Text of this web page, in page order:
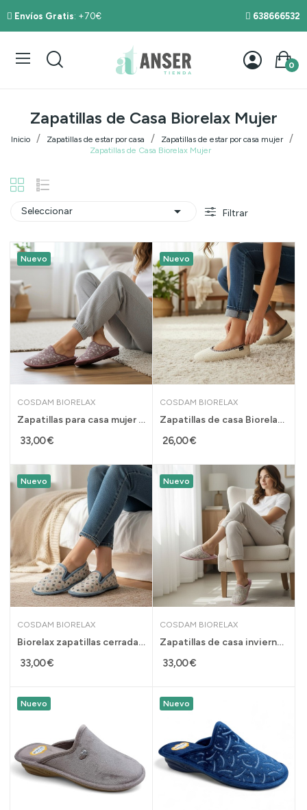
Envíos Gratis: +70€ 638666532
0
Zapatillas de Casa Biorelax Mujer
Inicio Zapatillas de estar por casa
Zapatillas de estar por casa mujer
Zapatillas de Casa Biorelax Mujer
Seleccionar  Filtrar
Nuevo
COSDAM BIORELAX
Zapatillas para casa mujer con cuña y acolchado...
33,00 €
Nuevo
COSDAM BIORELAX
Zapatillas de casa Biorelax para mujer cerradas...
26,00 €
Nuevo
COSDAM BIORELAX
Biorelax zapatillas cerradas para mujer de...
33,00 €
Nuevo
COSDAM BIORELAX
Zapatillas de casa invierno Biorelax con...
33,00 €
Nuevo Nuevo